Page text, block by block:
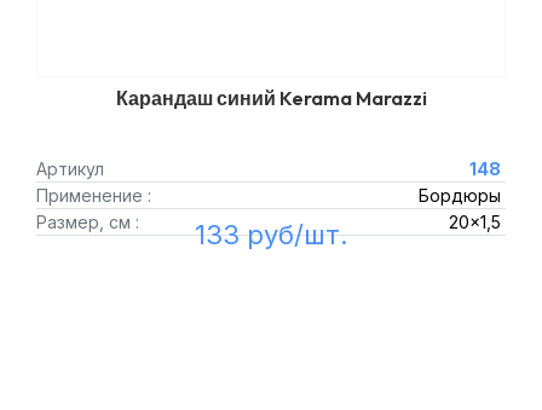
Карандаш синий Kerama Marazzi
Артикул
148
Применение :
Бордюры
Размер, см :
20x1,5
133 руб/шт.